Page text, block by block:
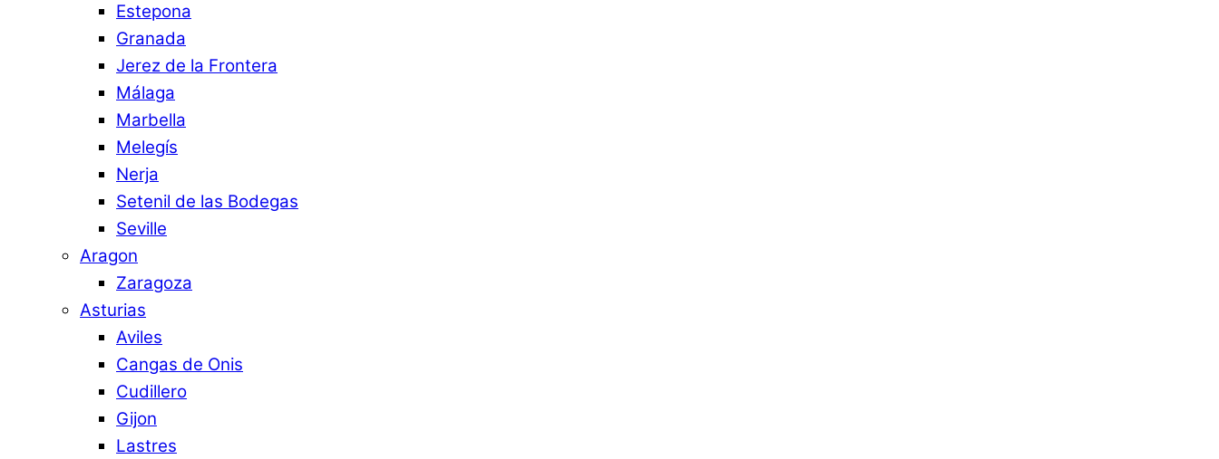
Estepona
Granada
Jerez de la Frontera
Málaga
Marbella
Melegís
Nerja
Setenil de las Bodegas
Seville
Aragon
Zaragoza
Asturias
Aviles
Cangas de Onis
Cudillero
Gijon
Lastres